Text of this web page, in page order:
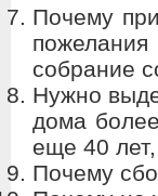
Почему
собрание
Нужно
дома
еще 40
Почему